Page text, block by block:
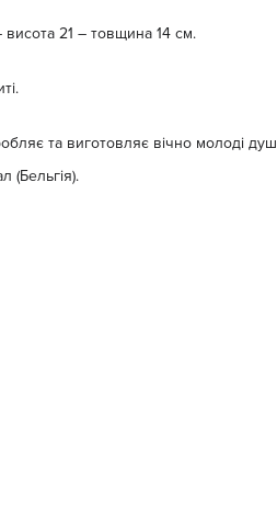
21 – товщина 14 см.
та виготовляє вічно молоді
(Бельгія).